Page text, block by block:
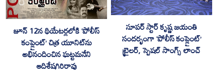
జూన్ 12న థియేటర్లలోకి ‘పోలీస్
కంప్లైంట్’ చిత్ర యూనిట్‌ను
అభినందించిన ఘట్టమనేని
ఆదిశేషగిరిరావు
సూపర్ స్టార్ కృష్ణ జయంతి
సందర్భంగా ‘పోలీస్ కంప్లైంట్’
ట్రైలర్, స్పెషల్ సాంగ్స్ లాంచ్